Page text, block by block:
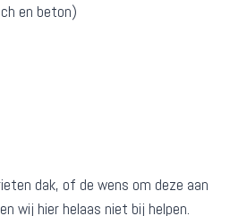
en beton)
dak, of de wens om deze aan
wij hier helaas niet bij helpen.